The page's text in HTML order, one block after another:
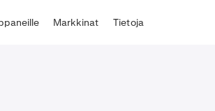
Markkinat Tietoja